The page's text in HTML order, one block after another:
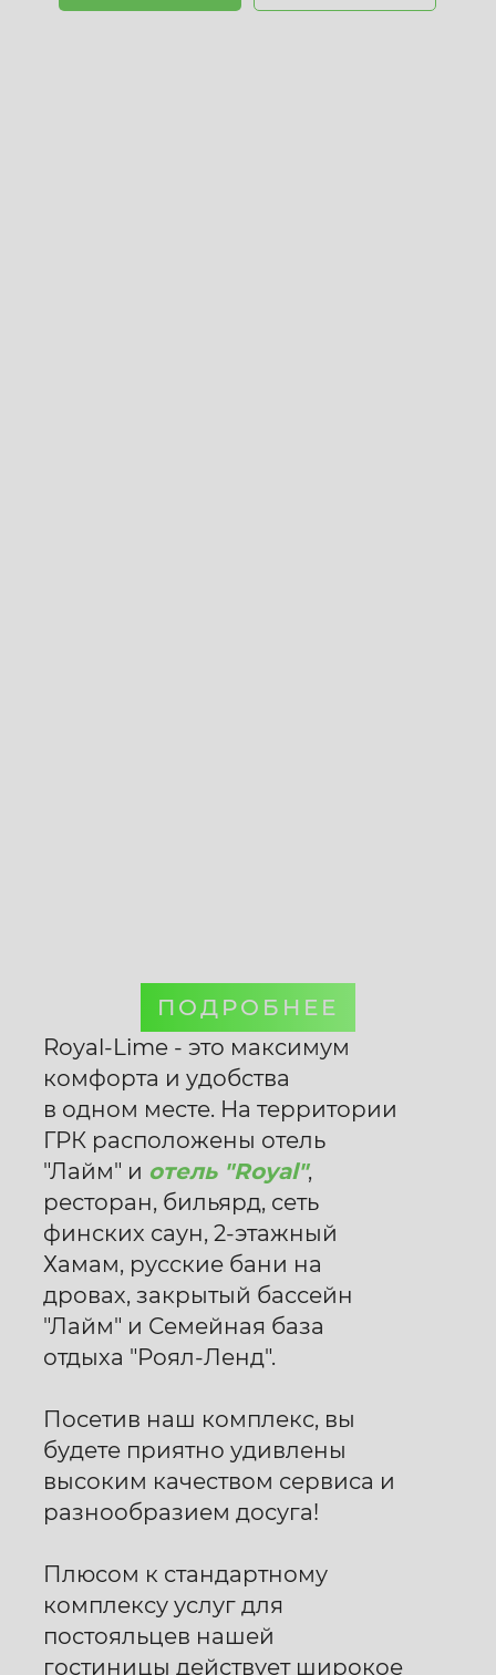
ПОДРОБНЕЕ
Royal-Lime - это максимум
комфорта и удобства
в одном месте. На территории
ГРК расположены отель
"Лайм" и отель "Royal",
ресторан, бильярд, сеть
финских саун, 2-этажный
Хамам, русские бани на
дровах, закрытый бассейн
"Лайм" и Семейная база
отдыха "Роял-Ленд".
Посетив наш комплекс, вы
будете приятно удивлены
высоким качеством сервиса и
разнообразием досуга!
Плюсом к стандартному
комплексу услуг для
постояльцев нашей
гостиницы действует широкое